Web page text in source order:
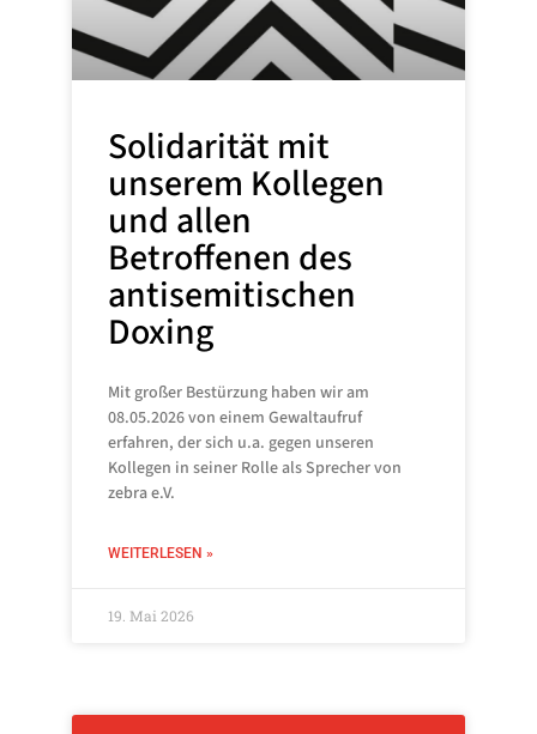
Solidarität mit
unserem Kollegen
und allen
Betroffenen des
antisemitischen
Doxing
Mit großer Bestürzung haben wir am
08.05.2026 von einem Gewaltaufruf
erfahren, der sich u.a. gegen unseren
Kollegen in seiner Rolle als Sprecher von
zebra e.V.
WEITERLESEN »
19. Mai 2026